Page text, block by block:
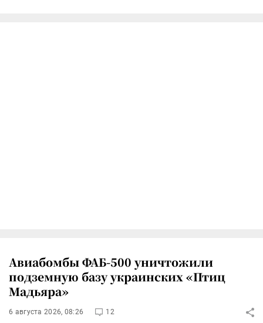
Авиабомбы ФАБ-500 уничтожили
подземную базу украинских «Птиц
Мадьяра»
6 августа 2026, 08:26 12